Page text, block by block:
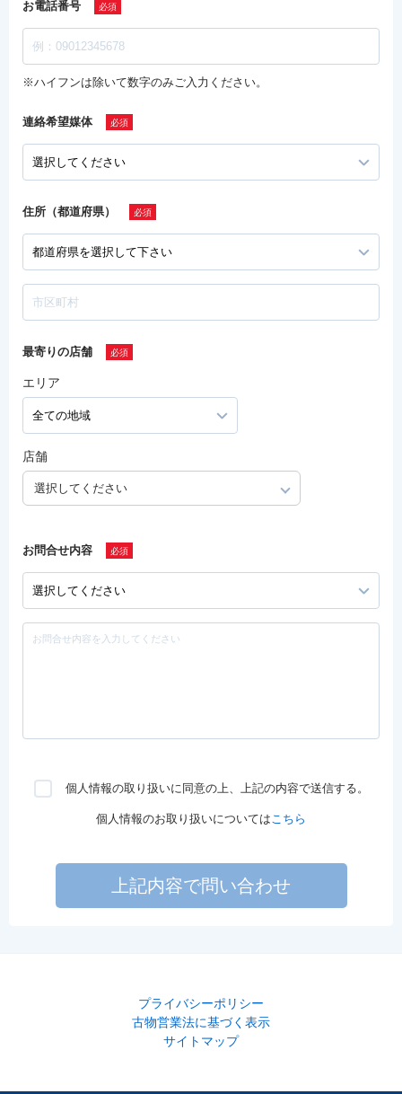
お電話番号
※ハイフンは除いて数字のみご入力ください。
連絡希望媒体
住所（都道府県）
最寄りの店舗
エリア
店舗
選択してください
お問合せ内容
個人情報の取り扱いに同意の上、上記の内容で送信する。
個人情報のお取り扱いについてはこちら
上記内容で問い合わせ
プライバシーポリシー
古物営業法に基づく表示
サイトマップ